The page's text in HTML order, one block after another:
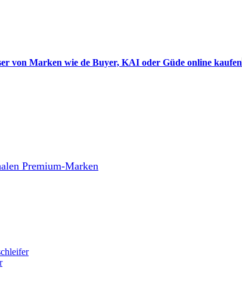
von Marken wie de Buyer, KAI oder Güde online kaufen
Premium-Marken